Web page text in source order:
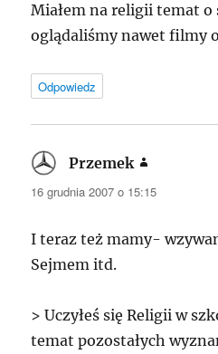
Miałem na religii temat o
oglądaliśmy nawet filmy
Odpowiedz
Przemek
16 grudnia 2007 o 15:15
I teraz też mamy-
Sejmem itd.
> Uczyłeś się Religii w
temat pozostałych